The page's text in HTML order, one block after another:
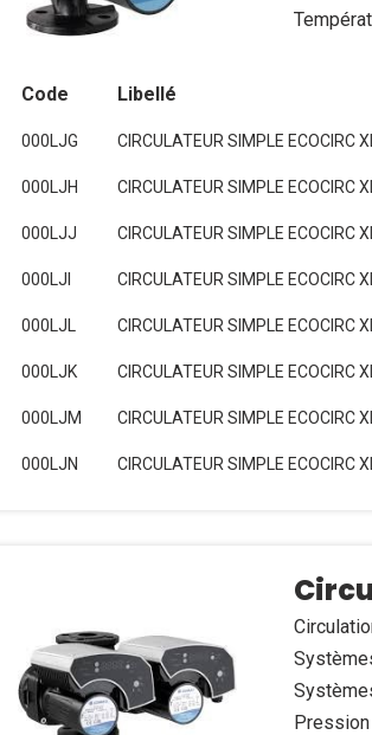
Code Libellé
000LJG CIRCULATEUR SIMPLE ECOCIRC
000LJH CIRCULATEUR SIMPLE ECOCIRC
000LJJ CIRCULATEUR SIMPLE ECOCIRC
000LJI CIRCULATEUR SIMPLE ECOCIRC
000LJL CIRCULATEUR SIMPLE ECOCIRC
000LJK CIRCULATEUR SIMPLE ECOCIRC
000LJM CIRCULATEUR SIMPLE ECOCIRC
000LJN CIRCULATEUR SIMPLE ECOCIRC